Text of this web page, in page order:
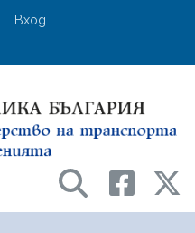
Премини
Вход